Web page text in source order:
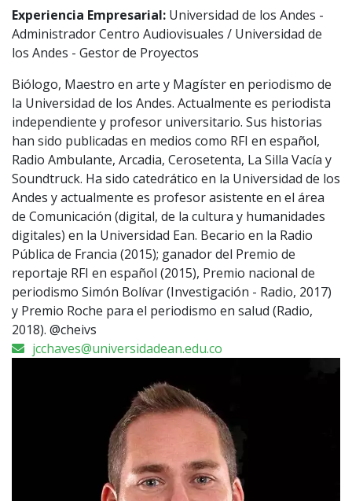
Experiencia Empresarial: Universidad de los Andes -
Administrador Centro Audiovisuales / Universidad de
los Andes - Gestor de Proyectos
Biólogo, Maestro en arte y Magíster en periodismo de
la Universidad de los Andes. Actualmente es periodista
independiente y profesor universitario. Sus historias
han sido publicadas en medios como RFI en español,
Radio Ambulante, Arcadia, Cerosetenta, La Silla Vacía y
Soundtruck. Ha sido catedrático en la Universidad de los
Andes y actualmente es profesor asistente en el área
de Comunicación (digital, de la cultura y humanidades
digitales) en la Universidad Ean. Becario en la Radio
Pública de Francia (2015); ganador del Premio de
reportaje RFI en español (2015), Premio nacional de
periodismo Simón Bolívar (Investigación - Radio, 2017)
y Premio Roche para el periodismo en salud (Radio,
2018). @cheivs
jcchaves@universidadean.edu.co